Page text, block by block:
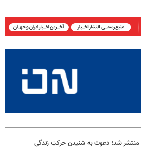
منتشر شد؛ دعوت به شنیدن حرکتِ زندگی